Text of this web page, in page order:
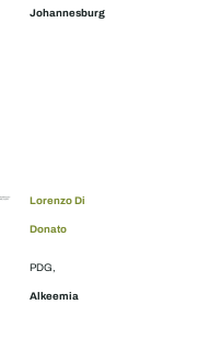
Johannesburg
Lorenzo Di
Donato
PDG,
Alkeemia